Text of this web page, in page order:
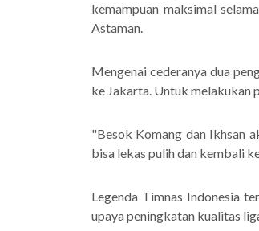
kemampuan maksimal
Astaman.
Mengenai cederanya dua
ke Jakarta. Untuk melakukan
"Besok Komang dan Ikhsan
bisa lekas pulih dan kembali
Legenda Timnas Indonesia
upaya peningkatan kualitas